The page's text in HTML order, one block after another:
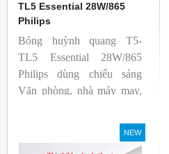
TL5 Essential 28W/865
Philips
Bóng huỳnh quang T5-
TL5 Essential 28W/865
Philips dùng chiếu sáng
Văn phòng, nhà máy may,
NEW